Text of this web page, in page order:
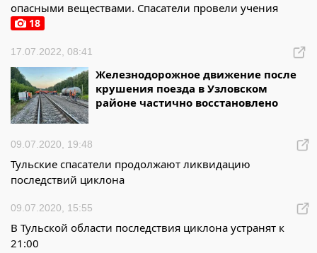
опасными веществами. Спасатели провели учения
18
17.07.2022, 08:41
Железнодорожное движение после
крушения поезда в Узловском
районе частично восстановлено
09.07.2020, 19:48
Тульские спасатели продолжают ликвидацию
последствий циклона
09.07.2020, 15:55
В Тульской области последствия циклона устранят к
21:00